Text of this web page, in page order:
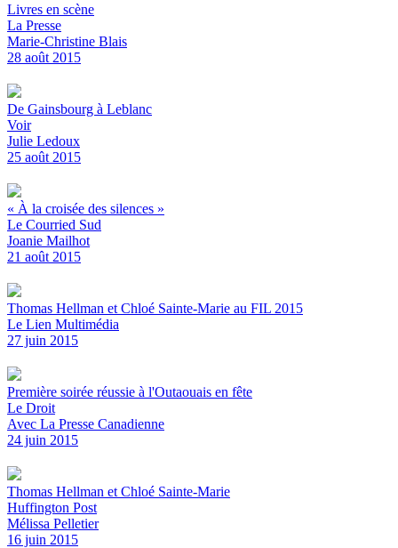
Livres en scène
La Presse
Marie-Christine Blais
28 août 2015
De Gainsbourg à Leblanc
Voir
Julie Ledoux
25 août 2015
« À la croisée des silences »
Le Courried Sud
Joanie Mailhot
21 août 2015
Thomas Hellman et Chloé Sainte-Marie au FIL 2015
Le Lien Multimédia
27 juin 2015
Première soirée réussie à l'Outaouais en fête
Le Droit
Avec La Presse Canadienne
24 juin 2015
Thomas Hellman et Chloé Sainte-Marie
Huffington Post
Mélissa Pelletier
16 juin 2015